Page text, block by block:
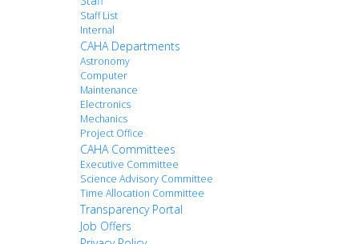
Staff List
Internal
CAHA Departments
Astronomy
Computer
Maintenance
Electronics
Mechanics
Project Office
CAHA Committees
Executive Committee
Science Advisory Committee
Time Allocation Committee
Transparency Portal
Job Offers